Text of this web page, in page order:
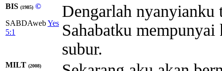
BIS (1985) ©
SABDAwebYes
5:1
Dengarlah nyanyianku
Sahabatku
subur.
MILT (2008)